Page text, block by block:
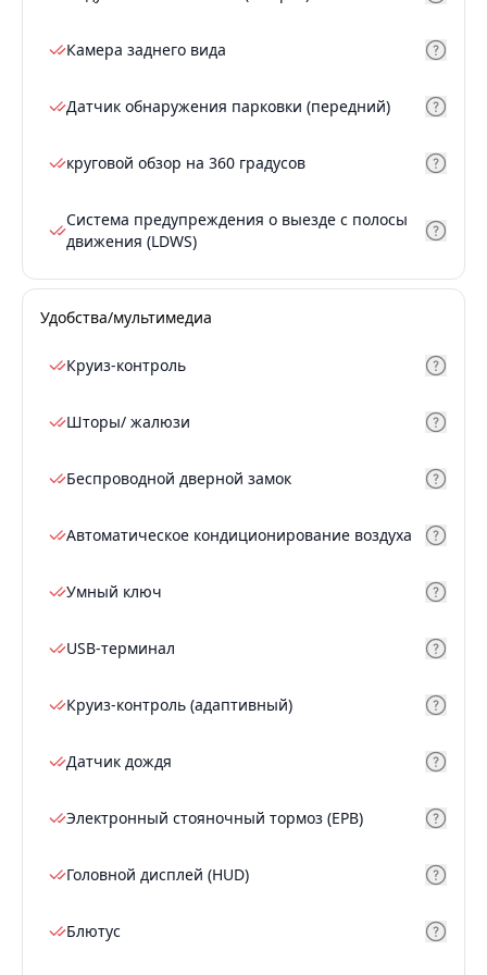
Камера заднего вида
Датчик обнаружения парковки (передний)
круговой обзор на 360 градусов
Система предупреждения о выезде с полосы
движения (LDWS)
Удобства/мультимедиа
Круиз-контроль
Шторы/ жалюзи
Беспроводной дверной замок
Автоматическое кондиционирование воздуха
Умный ключ
USB-терминал
Круиз-контроль (адаптивный)
Датчик дождя
Электронный стояночный тормоз (EPB)
Головной дисплей (HUD)
Блютус